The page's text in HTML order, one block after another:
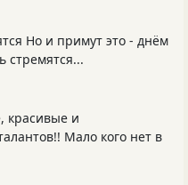
Но и примут это - днём
стремятся...
красивые и
Мало кого нет в